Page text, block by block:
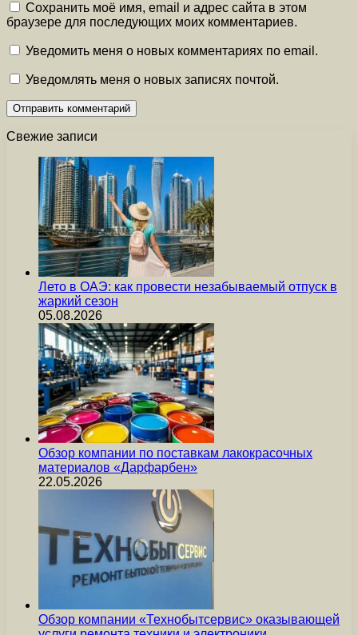
Сохранить моё имя, email и адрес сайта в этом
браузере для последующих моих комментариев.
Уведомить меня о новых комментариях по email.
Уведомлять меня о новых записях почтой.
Свежие записи
Лето в ОАЭ: как провести незабываемый отпуск в
жаркий сезон
05.08.2026
Обзор компании по поставкам лакокрасочных
материалов «Дарфарбен»
22.05.2026
Обзор компании «Технобытсервис» оказывающей